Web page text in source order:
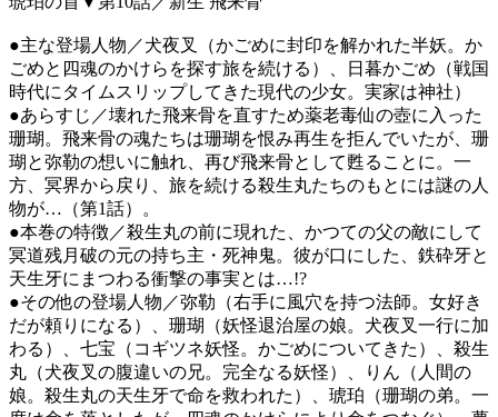
●主な登場人物／犬夜叉（かごめに封印を解かれた半妖。か
ごめと四魂のかけらを探す旅を続ける）、日暮かごめ（戦国
時代にタイムスリップしてきた現代の少女。実家は神社）
●あらすじ／壊れた飛来骨を直すため薬老毒仙の壺に入った
珊瑚。飛来骨の魂たちは珊瑚を恨み再生を拒んでいたが、珊
瑚と弥勒の想いに触れ、再び飛来骨として甦ることに。一
方、冥界から戻り、旅を続ける殺生丸たちのもとには謎の人
物が…（第1話）。
●本巻の特徴／殺生丸の前に現れた、かつての父の敵にして
冥道残月破の元の持ち主・死神鬼。彼が口にした、鉄砕牙と
天生牙にまつわる衝撃の事実とは…!?
●その他の登場人物／弥勒（右手に風穴を持つ法師。女好き
だが頼りになる）、珊瑚（妖怪退治屋の娘。犬夜叉一行に加
わる）、七宝（コギツネ妖怪。かごめについてきた）、殺生
丸（犬夜叉の腹違いの兄。完全なる妖怪）、りん（人間の
娘。殺生丸の天生牙で命を救われた）、琥珀（珊瑚の弟。一